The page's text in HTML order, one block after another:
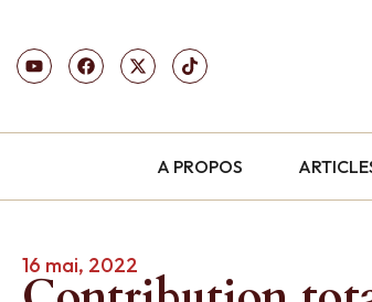
A PROPOS
16 mai, 2022